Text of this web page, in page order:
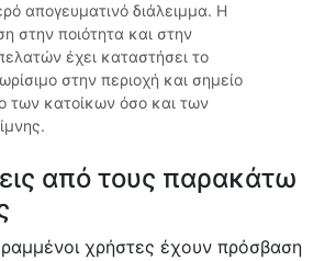
απογευματινό διάλειμμα. Η
στην ποιότητα και στην
έχει καταστήσει το
στην περιοχή και σημείο
των κατοίκων όσο και των
από τους παρακάτω
χρήστες έχουν πρόσβαση